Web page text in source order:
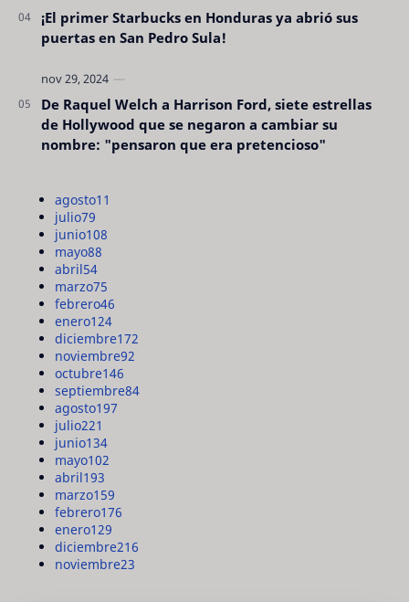
¡El primer Starbucks en Honduras ya abrió sus
puertas en San Pedro Sula!
De Raquel Welch a Harrison Ford, siete estrellas
de Hollywood que se negaron a cambiar su
nombre: "pensaron que era pretencioso"
agosto11
julio79
junio108
mayo88
abril54
marzo75
febrero46
enero124
diciembre172
noviembre92
octubre146
septiembre84
agosto197
julio221
junio134
mayo102
abril193
marzo159
febrero176
enero129
diciembre216
noviembre23